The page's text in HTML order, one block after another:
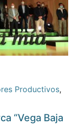
Productivos,
“Vega Baja